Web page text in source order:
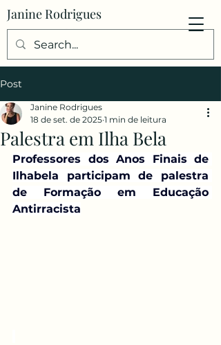
Janine Rodrigues
Post
Palestra em Ilha Bela
Janine Rodrigues
18 de set. de 2025 1 min de leitura
Professores dos Anos Finais de
Ilhabela participam de palestra
de Formação em Educação
Antirracista